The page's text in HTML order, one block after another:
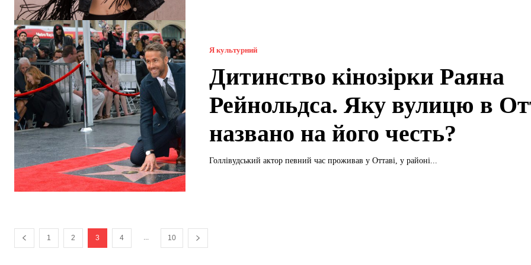
Я культурний
Дитинство кінозірки Раяна
Рейнольдса. Яку вулицю в
названо на його честь?
Голлівудський актор певний час проживав у Оттаві, у районі...
1 2 3 4 10